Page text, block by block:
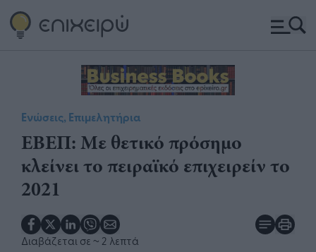
Ενώσεις, Επιμελητήρια
ΕΒΕΠ: Με θετικό πρόσημο
κλείνει το πειραϊκό επιχειρείν το
2021
Διαβάζεται σε ~ 2 λεπτά